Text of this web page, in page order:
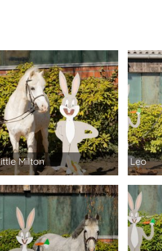
Milton Leo